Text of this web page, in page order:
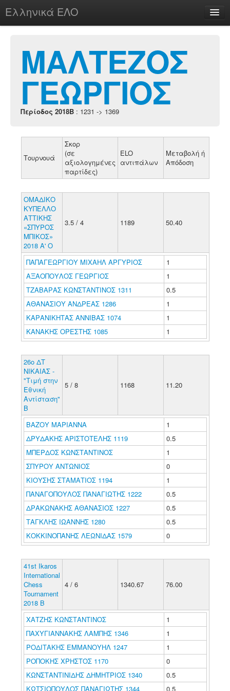
Ελληνικά ΕΛΟ
chesstu.be @ discord
Login
ΜΑΛΤΕΖΟΣ
ΓΕΩΡΓΙΟΣ
Περίοδος 2018B : 1231 -> 1369
Τουρνουά
Σκορ
(σε
αξιολογημένες
παρτίδες)
ELO
αντιπάλων
Μεταβολή ή
Απόδοση
ΟΜΑΔΙΚΟ
ΚΥΠΕΛΛΟ
ΑΤΤΙΚΗΣ
«ΣΠΥΡΟΣ
ΜΠΙΚΟΣ»
2018 Α' Ο
3.5 / 4 1189 50.40
ΠΑΠΑΓΕΩΡΓΙΟΥ ΜΙΧΑΗΛ ΑΡΓΥΡΙΟΣ
1
ΑΞΑΟΠΟΥΛΟΣ ΓΕΩΡΓΙΟΣ
1
ΤΖΑΒΑΡΑΣ ΚΩΝΣΤΑΝΤΙΝΟΣ 1311
0.5
ΑΘΑΝΑΣΙΟΥ ΑΝΔΡΕΑΣ 1286
1
ΚΑΡΑΝΙΚΗΤΑΣ ΑΝΝΙΒΑΣ 1074
1
ΚΑΝΑΚΗΣ ΟΡΕΣΤΗΣ 1085
1
26ο ΔΤ
ΝΙΚΑΙΑΣ -
"Τιμή στην
Εθνική
Αντίσταση"
Β
5 / 8 1168 11.20
ΒΑΖΟΥ ΜΑΡΙΑΝΝΑ
1
ΔΡΥΔΑΚΗΣ ΑΡΙΣΤΟΤΕΛΗΣ 1119
0.5
ΜΠΕΡΔΟΣ ΚΩΝΣΤΑΝΤΙΝΟΣ
1
ΣΠΥΡΟΥ ΑΝΤΩΝΙΟΣ
0
ΚΙΟΥΣΗΣ ΣΤΑΜΑΤΙΟΣ 1194
1
ΠΑΝΑΓΟΠΟΥΛΟΣ ΠΑΝΑΓΙΩΤΗΣ 1222
0.5
ΔΡΑΚΩΝΑΚΗΣ ΑΘΑΝΑΣΙΟΣ 1227
0.5
ΤΑΓΚΛΗΣ ΙΩΑΝΝΗΣ 1280
0.5
ΚΟΚΚΙΝΟΠΑΝΗΣ ΛΕΩΝΙΔΑΣ 1579
0
41st Ikaros
International
Chess
Tournament
2018 B
4 / 6 1340.67 76.00
ΧΑΤΖΗΣ ΚΩΝΣΤΑΝΤΙΝΟΣ
1
ΠΑΧΥΓΙΑΝΝΑΚΗΣ ΛΑΜΠΗΣ 1346
1
ΡΟΔΙΤΑΚΗΣ ΕΜΜΑΝΟΥΗΛ 1247
1
ΡΟΠΟΚΗΣ ΧΡΗΣΤΟΣ 1170
0
ΚΩΝΣΤΑΝΤΙΝΙΔΗΣ ΔΗΜΗΤΡΙΟΣ 1340
0.5
ΚΩΤΣΙΟΠΟΥΛΟΣ ΠΑΝΑΓΙΩΤΗΣ 1344
0.5